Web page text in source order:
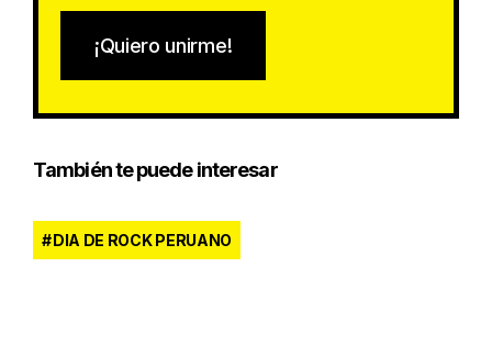
¡Quiero unirme!
También te puede interesar
DIA DE ROCK PERUANO